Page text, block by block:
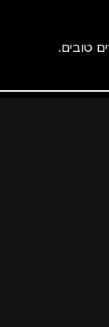
טובים.
למועדון